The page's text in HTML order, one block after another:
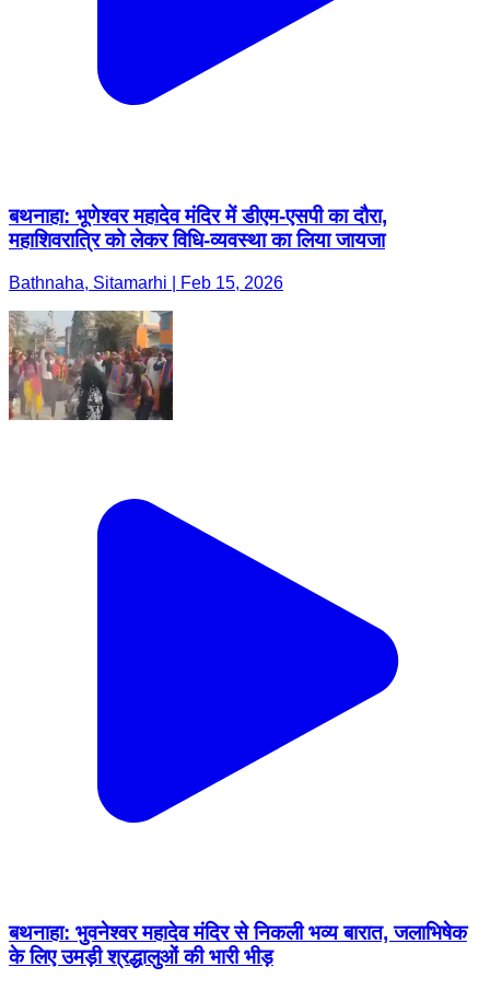
बथनाहा: भूणेश्वर महादेव मंदिर में डीएम-एसपी का दौरा,
महाशिवरात्रि को लेकर विधि-व्यवस्था का लिया जायजा
Bathnaha, Sitamarhi | Feb 15, 2026
बथनाहा: भुवनेश्वर महादेव मंदिर से निकली भव्य बारात, जलाभिषेक
के लिए उमड़ी श्रद्धालुओं की भारी भीड़